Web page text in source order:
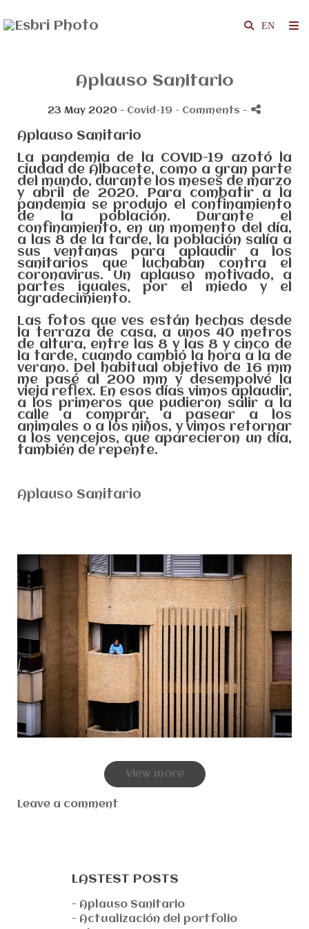
Aplauso Sanitario
23 May 2020 - Covid-19 - Comments -
Aplauso Sanitario
La pandemia de la COVID-19 azotó la
ciudad de Albacete, como a gran parte
del mundo, durante los meses de marzo
y abril de 2020. Para combatir a la
pandemia se produjo el confinamiento
de la población. Durante el
confinamiento, en un momento del día,
a las 8 de la tarde, la población salía a
sus ventanas para aplaudir a los
sanitarios que luchaban contra el
coronavirus. Un aplauso motivado, a
partes iguales, por el miedo y el
agradecimiento.
Las fotos que ves están hechas desde
la terraza de casa, a unos 40 metros
de altura, entre las 8 y las 8 y cinco de
la tarde, cuando cambió la hora a la de
verano. Del habitual objetivo de 16 mm
me pasé al 200 mm y desempolvé la
vieja reflex. En esos días vimos aplaudir,
a los primeros que pudieron salir a la
calle a comprar, a pasear a los
animales o a los niños, y vimos retornar
a los vencejos, que aparecieron un día,
también de repente.
Aplauso Sanitario
View more
Leave a comment
LASTEST POSTS
- Aplauso Sanitario
- Actualización del portfolio